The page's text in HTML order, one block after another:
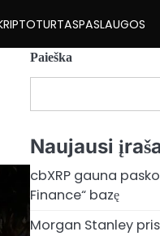
PASLAUGOS
Paieška
Naujausi
cbXRP gauna
Finance“ bazę
Morgan Stanley